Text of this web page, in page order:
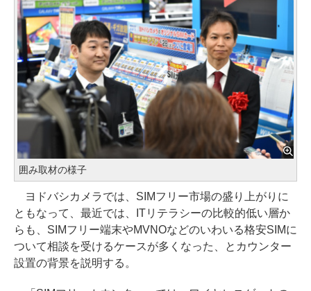
囲み取材の様子
ヨドバシカメラでは、SIMフリー市場の盛り上がりに
ともなって、最近では、ITリテラシーの比較的低い層か
らも、SIMフリー端末やMVNOなどのいわいる格安SIMに
ついて相談を受けるケースが多くなった、とカウンター
設置の背景を説明する。